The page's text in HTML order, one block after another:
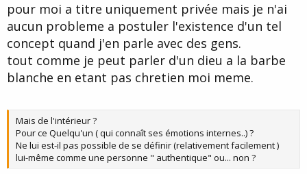
pour moi a titre uniquement privée mais je n'ai
aucun probleme a postuler l'existence d'un tel
concept quand j'en parle avec des gens.
tout comme je peut parler d'un dieu a la barbe
blanche en etant pas chretien moi meme.
Mais de l'intérieur ?
Pour ce Quelqu'un ( qui connaît ses émotions internes..) ?
Ne lui est-il pas possible de se définir (relativement facilement )
lui-même comme une personne " authentique" ou... non ?